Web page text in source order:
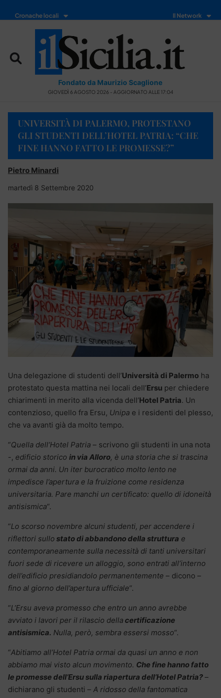
Cronache locali Il Network
Fondato da Maurizio Scaglione
GIOVEDÌ 6 AGOSTO 2026 - AGGIORNATO ALLE 17:04
UNIVERSITÀ DI PALERMO, PROTESTANO
GLI STUDENTI DELL’HOTEL PATRIA: “CHE
FINE HANNO FATTO LE PROMESSE?”
Pietro Minardi
martedì 8 Settembre 2020
Una delegazione di studenti dell’Università di Palermo ha
protestato questa mattina nei locali dell’Ersu per chiedere
chiarimenti in merito alla vicenda dell’Hotel Patria. Un
contenzioso, quello fra Ersu, Unipa e i residenti del plesso,
che va avanti già da molto tempo.
“Quella dell’Hotel Patria – scrivono gli studenti in una nota
-, edificio storico in via Alloro, è una storia che si trascina
ormai da anni. Un iter burocratico molto lento ne
impedisce l’apertura e la fruizione come residenza
universitaria. Pare manchi un certificato: quello di idoneità
antisismica“.
“Lo scorso novembre alcuni studenti, per accendere i
riflettori sullo stato di abbandono della struttura e
contemporaneamente sulla necessità di tanti universitari
fuori sede di ricevere un alloggio, sono entrati all’interno
dell’edificio presidiandolo permanentemente – dicono –
fino al giorno dell’apertura ufficiale“.
“L’Ersu aveva promesso che entro un anno avrebbe
avviato i lavori per il rilascio dellacertificazione
antisismica. Nulla, però, sembra essersi mosso“.
“Abitiamo all’Hotel Patria ormai da quasi un anno e non
abbiamo mai visto alcun movimento. Che fine hanno fatto
le promesse dell’Ersu sulla riapertura dell’Hotel Patria? –
dichiarano gli studenti – A ridosso della fantomatica